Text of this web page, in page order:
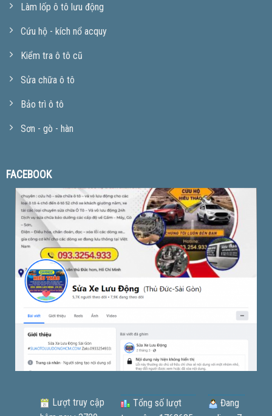
Làm lốp ô tô lưu động
Cứu hộ - kích nổ acquy
Kiểm tra ô tô cũ
Sửa chữa ô tô
Bảo trì ô tô
Sơn - gò - hàn
FACEBOOK
Lượt truy cập
Tổng số lượt
Đang